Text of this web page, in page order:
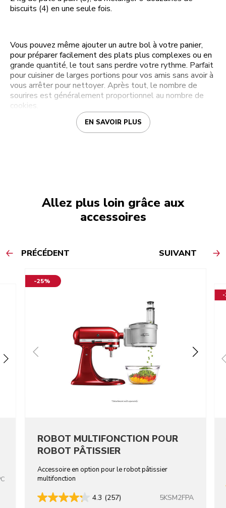
biscuits (4) en une seule fois.
Vous pouvez même ajouter un autre bol à votre panier,
pour préparer facilement des plats plus complexes ou en
grande quantité, le tout sans perdre votre rythme. Parfait
pour cuisiner de larges portions pour vos amis sans avoir à
vous arrêter pour nettoyer. Après tout, le nombre de
sourires est généralement proportionnel au nombre de
cookies.
EN SAVOIR PLUS
Allez plus loin grâce aux
accessoires
PRÉCÉDENT SUIVANT
-25%
ROBOT MULTIFONCTION POUR
ROBOT PÂTISSIER
Accessoire en option pour le robot pâtissier
multifonction
4.3 (257) 5KSM2FPA
-